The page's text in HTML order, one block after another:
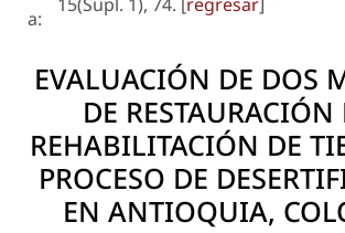
a:
EVALUACIÓN DE DOS
DE RESTAURACIÓN
REHABILITACIÓN DE
PROCESO DE
EN ANTIOQUIA,